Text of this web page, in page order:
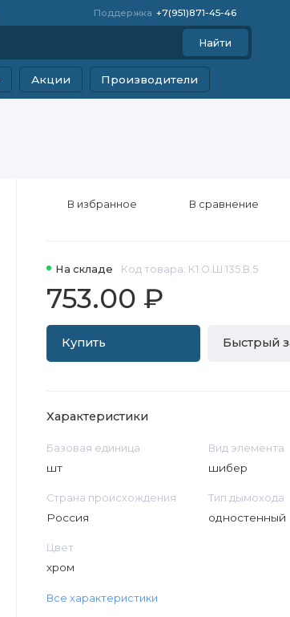
Поддержка +7(951)871-45-46
Найти
Акции Производители
На складе Код товара: К1.О.Ш.135.В.5
753.00 ₽
Купить Быстрый
В избранное В сравнение
Характеристики
Базовая единица
шт
Вид элемента
шибер
Страна происхождения
Россия
Тип дымохода
одностенный
Цвет
хром
Все характеристики